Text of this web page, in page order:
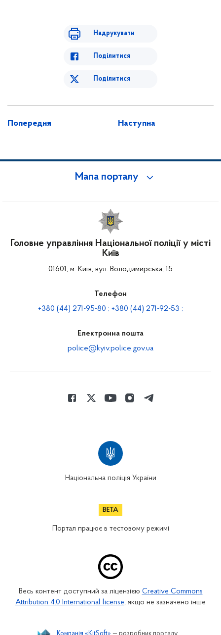
Надрукувати
Поділитися
Поділитися
Попередня Наступна
Мапа порталу
Головне управління Національної поліції у місті
Київ
01601, м. Київ, вул. Володимирська, 15
Телефон
+380 (44) 271-95-80 ; +380 (44) 271-92-53 ;
Електронна пошта
police@kyiv.police.gov.ua
Національна поліція України
Портал працює в тестовому режимі
Весь контент доступний за ліцензією Creative Commons
Attribution 4.0 International license, якщо не зазначено інше